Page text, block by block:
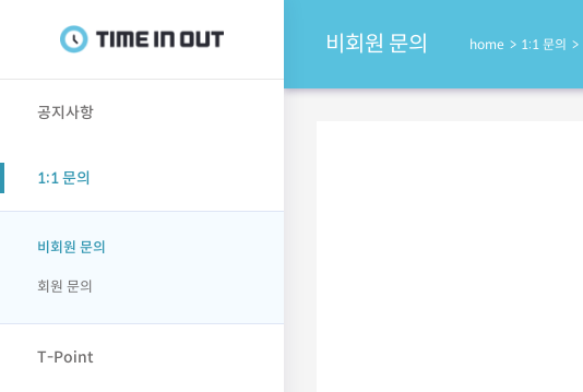
공지사항
1:1 문의
비회원 문의
회원 문의
T-Point
비회원 문의 home 1:1 문의